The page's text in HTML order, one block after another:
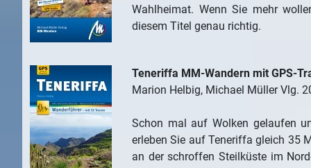
Wahlheimat. Wenn Sie mehr
diesem Titel genau richtig.
Teneriffa MM-Wandern mit GPS-
Marion Helbig, Michael Müller Vlg.
Schon mal auf Wolken gelaufen
erleben Sie auf Teneriffa gleich 35
an der schroffen Steilküste im